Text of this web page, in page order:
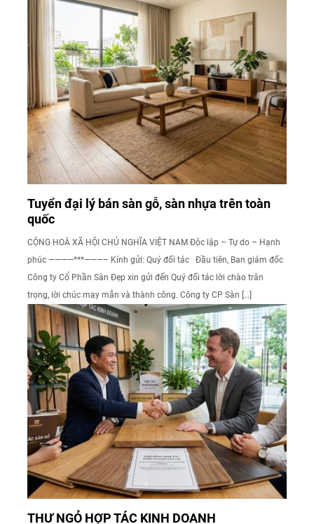
Tuyển đại lý bán sàn gỗ, sàn nhựa trên toàn
quốc
CỘNG HOÀ XÃ HỘI CHỦ NGHĨA VIỆT NAM Độc lập – Tự do – Hạnh
phúc ————***———– Kính gửi: Quý đối tác Đầu tiên, Ban giám đốc
Công ty Cổ Phần Sàn Đẹp xin gửi đến Quý đối tác lời chào trân
trọng, lời chúc may mắn và thành công. Công ty CP Sàn […]
THƯ NGỎ HỢP TÁC KINH DOANH